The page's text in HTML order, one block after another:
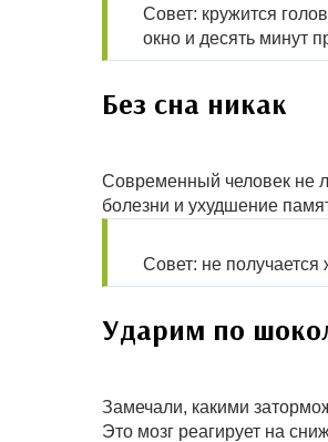
Совет: кружится
окно и десять минут
Без сна никак
Современный человек не
болезни и ухудшение
Совет: не получается
Ударим по
Замечали, какими
Это мозг реагирует на